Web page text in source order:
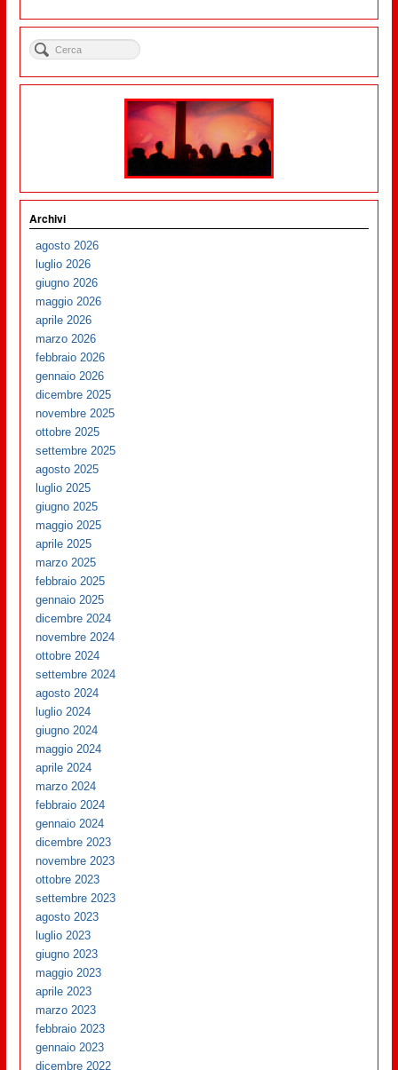
Archivi
agosto 2026
luglio 2026
giugno 2026
maggio 2026
aprile 2026
marzo 2026
febbraio 2026
gennaio 2026
dicembre 2025
novembre 2025
ottobre 2025
settembre 2025
agosto 2025
luglio 2025
giugno 2025
maggio 2025
aprile 2025
marzo 2025
febbraio 2025
gennaio 2025
dicembre 2024
novembre 2024
ottobre 2024
settembre 2024
agosto 2024
luglio 2024
giugno 2024
maggio 2024
aprile 2024
marzo 2024
febbraio 2024
gennaio 2024
dicembre 2023
novembre 2023
ottobre 2023
settembre 2023
agosto 2023
luglio 2023
giugno 2023
maggio 2023
aprile 2023
marzo 2023
febbraio 2023
gennaio 2023
dicembre 2022